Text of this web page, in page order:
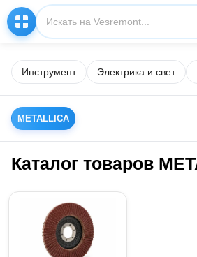
Инструмент Электрика и свет
METALLICA
Каталог товаров